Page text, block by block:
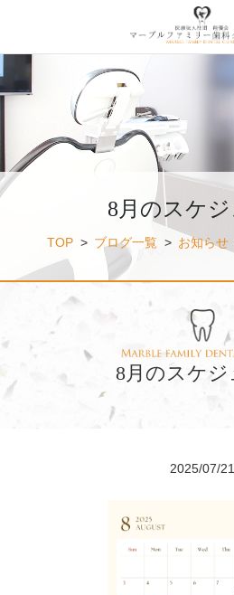
8月のスケ
TOP > ブログ一覧 > お知らせ
8月のスケジ
2025/07/21